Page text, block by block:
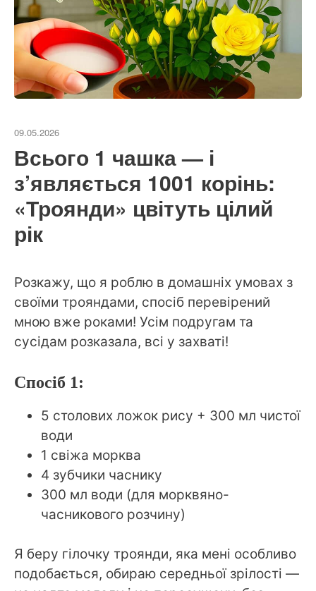
09.05.2026
Всього 1 чашка — і
з’являється 1001 корінь:
«Троянди» цвітуть цілий
рік
Розкажу, що я роблю в домашніх умовах з
своїми трояндами, спосіб перевірений
мною вже роками! Усім подругам та
сусідам розказала, всі у захваті!
Спосіб 1:
5 столових ложок рису + 300 мл чистої
води
1 свіжа морква
4 зубчики часнику
300 мл води (для морквяно-
часникового розчину)
Я беру гілочку троянди, яка мені особливо
подобається, обираю середньої зрілості —